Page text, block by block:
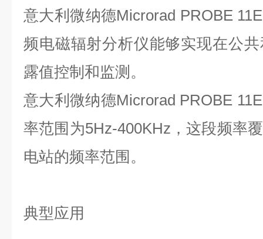
意大利微纳德Microrad PROBE
频电磁辐射分析仪能够实现在公
露值控制和监测。
意大利微纳德Microrad PROBE
率范围为5Hz-400KHz，这段频率
电站的频率范围。
典型应用